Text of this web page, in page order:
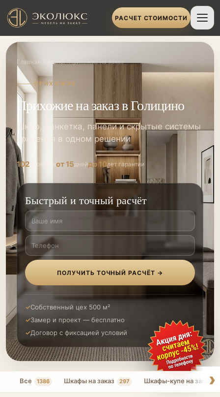
РАСЧЕТ СТОИМОСТИ
Главная Каталог›Прихожие на заказ
ПРИХОЖИЕ
Прихожие на заказ в Голицино
Шкаф, банкетка, панели и скрытые системы
хранения в одном решении
102 проектов от 15днейдо 10лет гарантии
Быстрый и точный расчёт
ПОЛУЧИТЬ ТОЧНЫЙ РАСЧЁТ →
Собственный цех 500 м²
Замер и проект — бесплатно
Договор с фиксацией условий
Все 1386 Шкафы на заказ 297 Шкафы-купе на заказ